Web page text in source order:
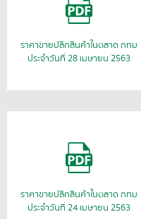
ราคาขายปลีกสินค้าในตลาด กทม
ประจำวันที่ 28 เมษายน 2563
ราคาขายปลีกสินค้าในตลาด กทม
ประจำวันที่ 24 เมษายน 2563